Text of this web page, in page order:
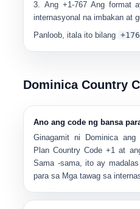
Ang+1-767 Ang format
internasyonal na imbakan at
Panloob, itala ito bilang
Dominica Country
Ano ang code ng bansa
Ginagamit ni Dominica ang
Plan Country Code +1 at
Sama -sama, ito ay
para sa Mga tawag sa